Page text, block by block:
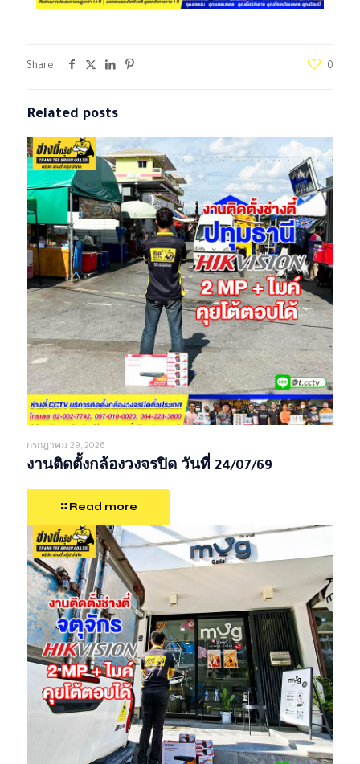
Share 0
Related posts
กรกฎาคม 29, 2026
งานติดตั้งกล้องวงจรปิด วันที่ 24/07/69
Read more